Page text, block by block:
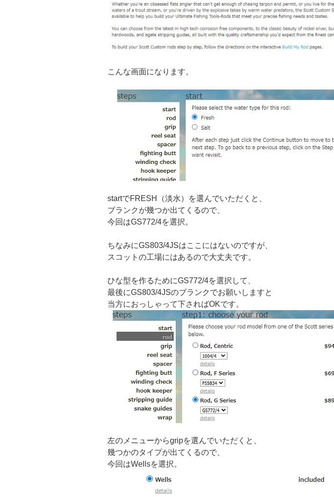
こんな画面になります。
startでFRESH（淡水）を選んでいただくと、
ブランクが幾つか出てくるので、
今回はGS772/4を選択。
ちなみにGS803/4JSはここにはないのですが、
スコットの工場にはあるので大丈夫です。
ひな型を作るためにGS772/4を選択して、
最後にGS803/4JSのブランクでお願いしますと
当方におっしゃって下さればOKです。
左のメニューからgripを選んでいただくと、
幾つかのタイプが出てくるので、
今回はWellsを選択。